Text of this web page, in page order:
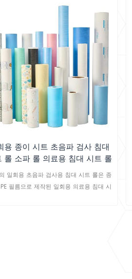
용 종이 시트 초음파 검사 침대
롤 소파 롤 의료용 침대 시트 롤
일회용 초음파 검사용 침대 시트 롤은 종
필름으로 제작된 일회용 의료용 침대 시